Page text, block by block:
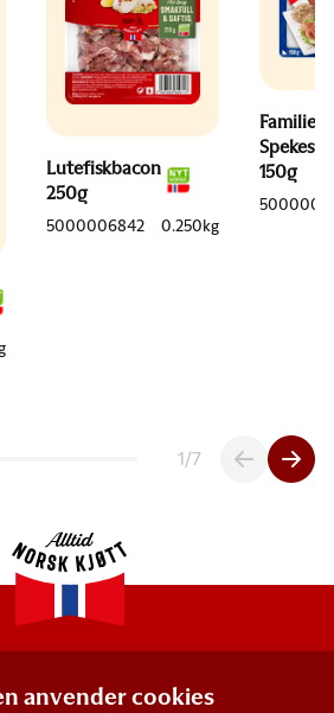
anvender cookies
Lutefiskbacon
250g
5000006842 0.250kg
Familiens
150g
1/7